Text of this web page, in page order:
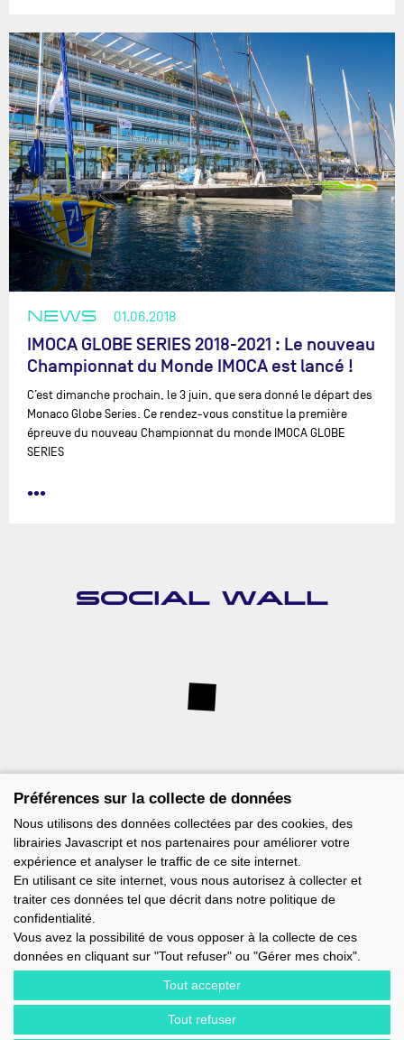
NEWS 01.06.2018
IMOCA GLOBE SERIES 2018-2021 : Le nouveau
Championnat du Monde IMOCA est lancé !
C’est dimanche prochain, le 3 juin, que sera donné le départ des
Monaco Globe Series. Ce rendez-vous constitue la première
épreuve du nouveau Championnat du monde IMOCA GLOBE
SERIES
•••
SOCIAL WALL
IMOCA - 1 TERRE-PLEIN DU SOUS-MARIN PAPIN - 56100 LORIENT -
Préférences sur la collecte de données
Nous utilisons des données collectées par des cookies, des
librairies Javascript et nos partenaires pour améliorer votre
expérience et analyser le traffic de ce site internet.
En utilisant ce site internet, vous nous autorisez à collecter et
traiter ces données tel que décrit dans notre politique de
confidentialité.
Vous avez la possibilité de vous opposer à la collecte de ces
données en cliquant sur "Tout refuser" ou "Gérer mes choix".
Tout accepter
Tout refuser